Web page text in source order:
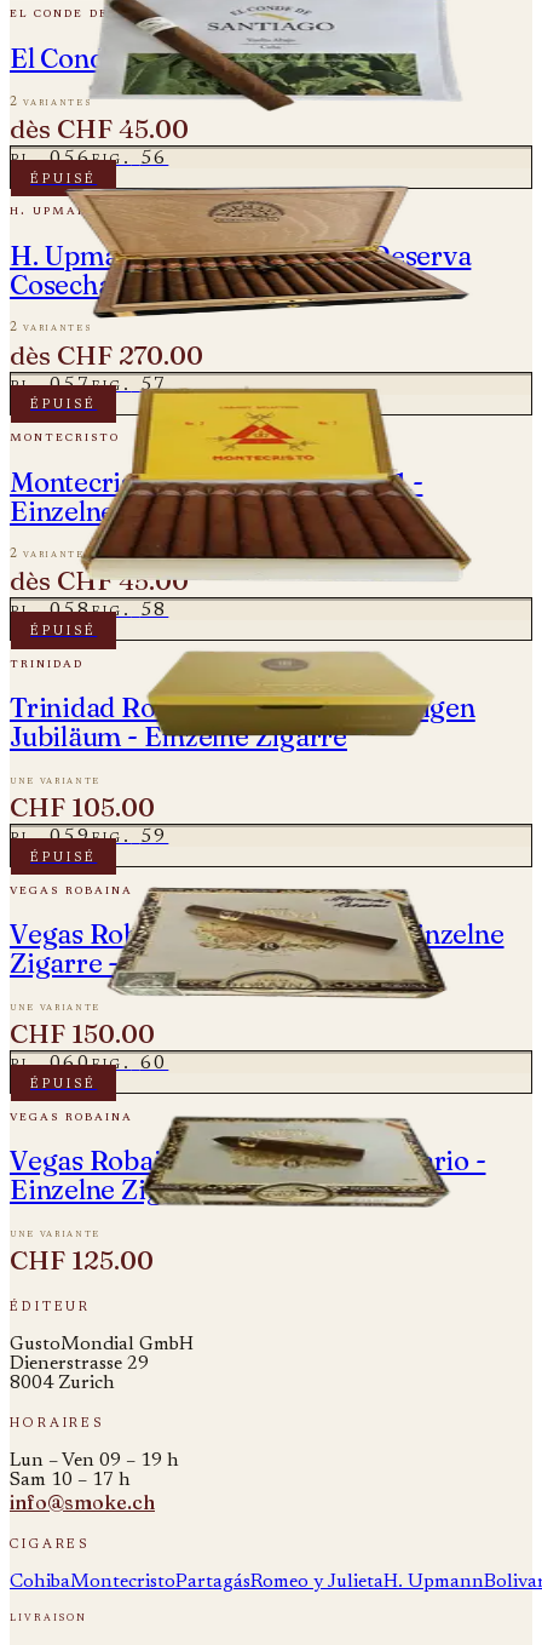
el conde de santiago
El Conde De Santiago – Esplendid
2 variantes
dès CHF 45.00
pl. 056fig.
56
épuisé
h. upmann
H. Upmann Sir Winston Gran Reserva
Cosecha 2011
2 variantes
dès CHF 270.00
pl. 057fig.
57
épuisé
montecristo
Montecristo No. 2 - Vintage 2011 -
Einzelne Zigarre
2 variantes
dès CHF 45.00
pl. 058fig.
58
épuisé
trinidad
Trinidad Robustos Extra - 55-jährigen
Jubiläum - Einzelne Zigarre
une variante
CHF 105.00
pl. 059fig.
59
épuisé
vegas robaina
Vegas Robaina Don Alejandro - Einzelne
Zigarre - 5 Aniversario
une variante
CHF 150.00
pl. 060fig.
60
épuisé
vegas robaina
Vegas Robaina Unicos - 5 Aniversario -
Einzelne Zigarre
une variante
CHF 125.00
éditeur
GustoMondial GmbH
Dienerstrasse 29
8004 Zurich
horaires
Lun – Ven 09 – 19 h
Sam 10 – 17 h
info@smoke.ch
cigares
CohibaMontecristoPartagásRomeo y JulietaH. Upmann
livraison